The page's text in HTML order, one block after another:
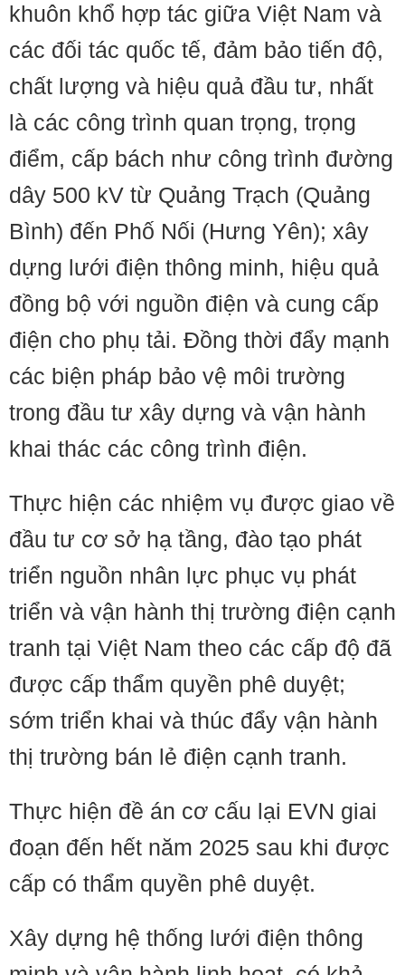
khuôn khổ hợp tác giữa Việt Nam và
các đối tác quốc tế, đảm bảo tiến độ,
chất lượng và hiệu quả đầu tư, nhất
là các công trình quan trọng, trọng
điểm, cấp bách như công trình đường
dây 500 kV từ Quảng Trạch (Quảng
Bình) đến Phố Nối (Hưng Yên); xây
dựng lưới điện thông minh, hiệu quả
đồng bộ với nguồn điện và cung cấp
điện cho phụ tải. Đồng thời đẩy mạnh
các biện pháp bảo vệ môi trường
trong đầu tư xây dựng và vận hành
khai thác các công trình điện.
Thực hiện các nhiệm vụ được giao về
đầu tư cơ sở hạ tầng, đào tạo phát
triển nguồn nhân lực phục vụ phát
triển và vận hành thị trường điện cạnh
tranh tại Việt Nam theo các cấp độ đã
được cấp thẩm quyền phê duyệt;
sớm triển khai và thúc đẩy vận hành
thị trường bán lẻ điện cạnh tranh.
Thực hiện đề án cơ cấu lại EVN giai
đoạn đến hết năm 2025 sau khi được
cấp có thẩm quyền phê duyệt.
Xây dựng hệ thống lưới điện thông